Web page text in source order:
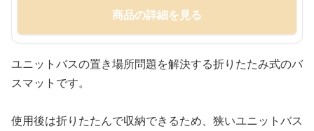
商品の詳細を見る
ユニットバスの置き場所問題を解決する折りたたみ式のバ
スマットです。
使用後は折りたたんで収納できるため、狭いユニットバス